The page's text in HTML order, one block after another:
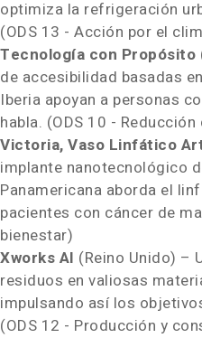
optimiza la refrigeración
(ODS 13 - Acción por el
Tecnología con Propósito
de accesibilidad basadas
Iberia apoyan a personas
habla. (ODS 10 -
Victoria, Vaso Linfático
implante nanotecnológico
Panamericana aborda el
pacientes con cáncer de
bienestar)
Xworks AI (Reino Unido) –
residuos en valiosas
impulsando así los
(ODS 12 - Producción y